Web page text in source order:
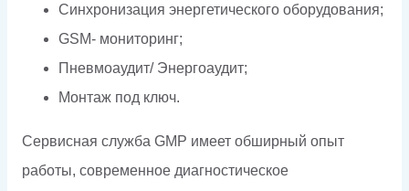
Синхронизация энергетического оборудования;
GSM- мониторинг;
Пневмоаудит/ Энергоаудит;
Монтаж под ключ.
Сервисная служба GMP имеет обширный опыт
работы, современное диагностическое